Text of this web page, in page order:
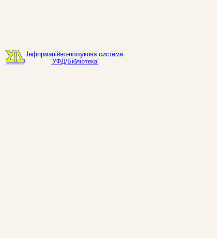
Інформаційно-пошукова система
'УФД/Бібліотека'